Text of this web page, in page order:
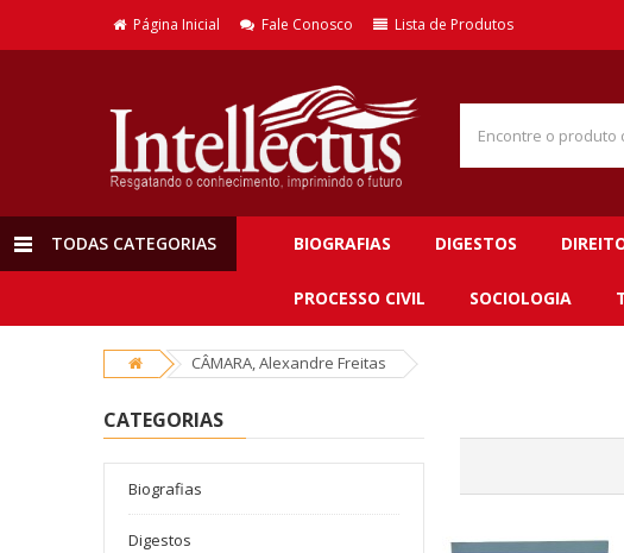
Página Inicial Fale Conosco Lista de Produtos
TODAS CATEGORIAS BIOGRAFIAS DIGESTOS
PROCESSO CIVIL SOCIOLOGIA
CÂMARA, Alexandre Freitas
CATEGORIAS
Biografias
Digestos